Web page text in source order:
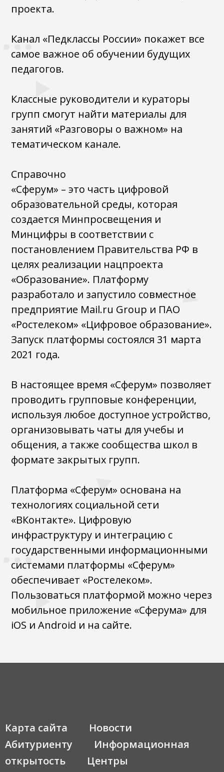
проекта.
Канал «Педклассы России» покажет все
самое важное об обучении будущих
педагогов.
Классные руководители и кураторы
групп смогут найти материалы для
занятий «Разговоры о важном» на
тематическом канале.
Справочно
«Сферум» – это часть цифровой
образовательной среды, которая
создается Минпросвещения и
Минцифры в соответствии с
постановлением Правительства РФ в
целях реализации нацпроекта
«Образование». Платформу
разработало и запустило совместное
предприятие Mail.ru Group и ПАО
«Ростелеком» «Цифровое образование».
Запуск платформы состоялся 31 марта
2021 года.
В настоящее время «Сферум» позволяет
проводить групповые конференции,
используя любое доступное устройство,
организовывать чаты для учебы и
общения, а также сообщества школ в
формате закрытых групп.
Платформа «Сферум» основана на
технологиях социальной сети
«ВКонтакте». Цифровую
инфраструктуру и интеграцию с
государственными информационными
системами платформы «Сферум»
обеспечивает «Ростелеком».
Пользоваться платформой можно через
мобильное приложение «Сферума» для
iOS и Android и на сайте.
Карта сайта
Новости
Абитуриенту
Информационная
открытость
Центры